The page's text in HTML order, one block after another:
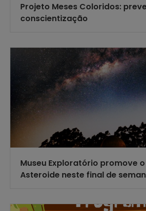
Projeto Meses Coloridos:
conscientização
Museu Exploratório promove
Asteroide neste final de